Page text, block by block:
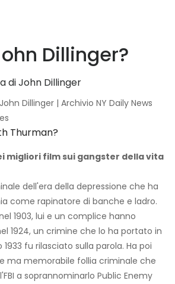
Dillinger?
Dillinger | Archivio NY Daily News
Thurman?
migliori film sui gangster della vita
dell'era della depressione che ha
come rapinatore di banche e ladro.
1903, lui e un complice hanno
1924, un crimine che lo ha portato in
fu rilasciato sulla parola. Ha poi
ma memorabile follia criminale che
a soprannominarlo Public Enemy